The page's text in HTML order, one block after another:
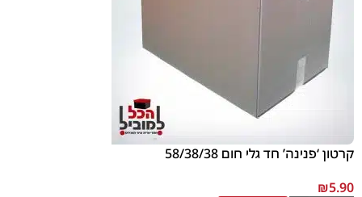
קרטון ‘פנינה’ חד גלי חום 58/38/38
₪5.90